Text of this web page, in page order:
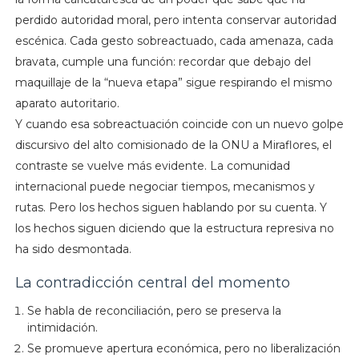
perdido autoridad moral, pero intenta conservar autoridad
escénica. Cada gesto sobreactuado, cada amenaza, cada
bravata, cumple una función: recordar que debajo del
maquillaje de la “nueva etapa” sigue respirando el mismo
aparato autoritario.
Y cuando esa sobreactuación coincide con un nuevo golpe
discursivo del alto comisionado de la ONU a Miraflores, el
contraste se vuelve más evidente. La comunidad
internacional puede negociar tiempos, mecanismos y
rutas. Pero los hechos siguen hablando por su cuenta. Y
los hechos siguen diciendo que la estructura represiva no
ha sido desmontada.
La contradicción central del momento
Se habla de reconciliación, pero se preserva la
intimidación.
Se promueve apertura económica, pero no liberalización